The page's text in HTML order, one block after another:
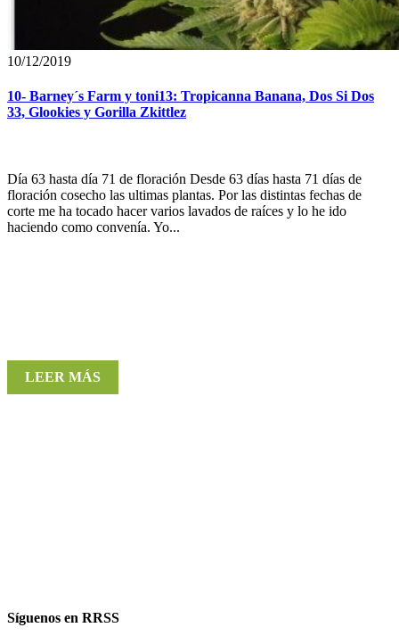
10/12/2019
10- Barney´s Farm y toni13: Tropicanna Banana, Dos Si Dos
33, Glookies y Gorilla Zkittlez
Día 63 hasta día 71 de floración Desde 63 días hasta 71 días de
floración cosecho las ultimas plantas. Por las distintas fechas de
corte me ha tocado hacer varios lavados de raíces y lo he ido
haciendo como convenía. Yo...
LEER MÁS
Síguenos en RRSS